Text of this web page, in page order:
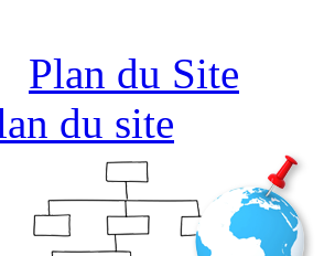
Plan du Site
du site